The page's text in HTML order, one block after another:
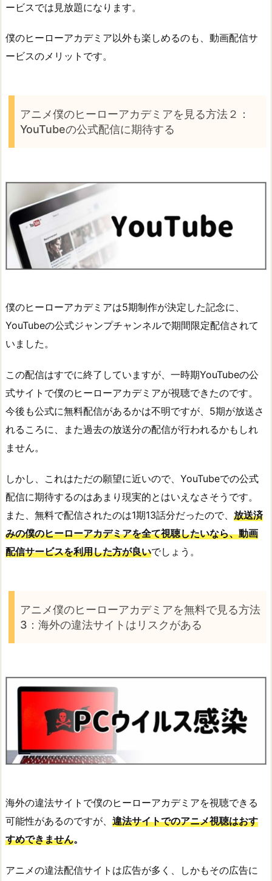
ービスでは見放題になります。
僕のヒーローアカデミア以外も楽しめるのも、動画配信サ
ービスのメリットです。
アニメ僕のヒーローアカデミアを見る方法２：
YouTubeの公式配信に期待する
僕のヒーローアカデミアは5期制作が決定した記念に、
YouTubeの公式ジャンプチャンネルで期間限定配信されて
いました。
この配信はすでに終了していますが、一時期YouTubeの公
式サイトで僕のヒーローアカデミアが視聴できたのです。
今後も公式に無料配信があるかは不明ですが、5期が放送さ
れるころに、また過去の放送分の配信が行われるかもしれ
ません。
しかし、これはただの願望に近いので、YouTubeでの公式
配信に期待するのはあまり現実的とはいえなさそうです。
また、無料で配信されたのは1期13話分だったので、 放送済
みの僕のヒーローアカデミアを全て視聴したいなら、動画
配信サービスを利用した方が良いでしょう。
アニメ僕のヒーローアカデミアを無料で見る方法
3：海外の違法サイトはリスクがある
海外の違法サイトで僕のヒーローアカデミアを視聴できる
可能性があるのですが、 違法サイトでのアニメ視聴はおす
すめできません。
アニメの違法配信サイトは広告が多く、しかもその広告に